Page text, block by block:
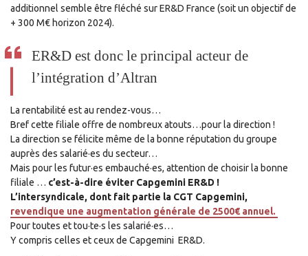
additionnel semble être fléché sur ER&D France (soit un objectif de
+ 300 M€ horizon 2024).
ER&D est donc le principal acteur de
l’intégration d’Altran
La rentabilité est au rendez-vous…
Bref cette filiale offre de nombreux atouts…pour la direction !
La direction se félicite même de la bonne réputation du groupe
auprès des salarié·es du secteur…
Mais pour les futur·es embauché·es, attention de choisir la bonne
filiale … c’est-à-dire éviter Capgemini ER&D !
L’intersyndicale, dont fait partie la CGT Capgemini,
revendique une augmentation générale de 2500€ annuel.
Pour toutes et tou·te·s les salarié·es…
Y compris celles et ceux de Capgemini ER&D.